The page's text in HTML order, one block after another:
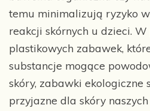
temu minimalizują ryzyko
reakcji skórnych u dzieci.
plastikowych zabawek,
substancje mogące
skóry, zabawki ekologiczne
przyjazne dla skóry